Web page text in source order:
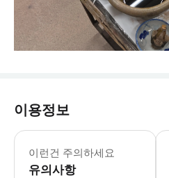
이용정보
이런건 주의하세요
유의사항